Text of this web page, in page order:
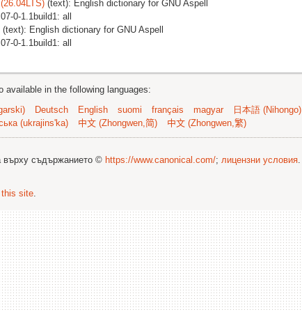
(text): English dictionary for GNU Aspell
0-1.1build1: all
(text): English dictionary for GNU Aspell
0-1.1build1: all
available in the following languages:
Deutsch English suomi français magyar 日本語 (Nihongo)
(ukrajins'ka) 中文 (Zhongwen,简) 中文 (Zhongwen,繁)
върху съдържанието © https://www.canonical.com/; лицензни условия
this site